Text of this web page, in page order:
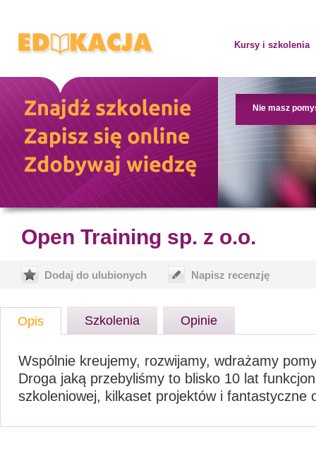
Kursy i szkolenia
Nie masz
Open Training sp. z o.o.
Dodaj do ulubionych Napisz recenzję
Opis Szkolenia Opinie
Wspólnie kreujemy, rozwijamy, wdrażamy
Droga jaką przebyliśmy to blisko 10 lat
szkoleniowej, kilkaset projektów i fantastyczne